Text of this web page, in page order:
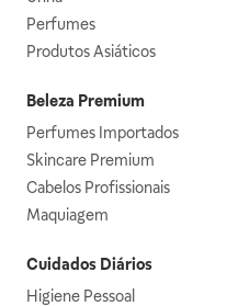
Perfumes
Produtos Asiáticos
Beleza Premium
Perfumes Importados
Skincare Premium
Cabelos Profissionais
Maquiagem
Cuidados Diários
Higiene Pessoal